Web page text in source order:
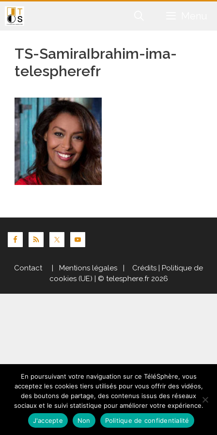
Aller
au
TS-SamiraIbrahim-ima-
telespherefr
Contact| Mentions légales | Crédits | Politique de
cookies (UE) | © telesphere.fr 2026
En poursuivant votre naviguation sur ce TéléSphère, vous
acceptez les cookies tiers utilisés pour vous offrir des vidéos,
des boutons de partage, des contenus issus des réseaux
sociaux et le suivi statistique pour améliorer votre expérience.
J'accepte
Non Politique de confidentialité